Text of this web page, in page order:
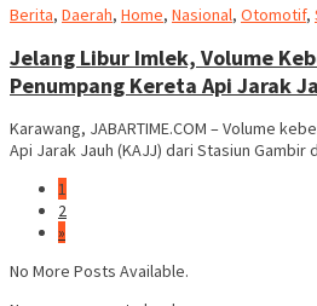
Berita, Daerah, Home, Nasional, Otomotif,
Jelang Libur Imlek, Volume
Penumpang Kereta Api Jarak
Karawang, JABARTIME.COM – Volume
Api Jarak Jauh (KAJJ) dari Stasiun Gambir
1
2
»
No More Posts Available.